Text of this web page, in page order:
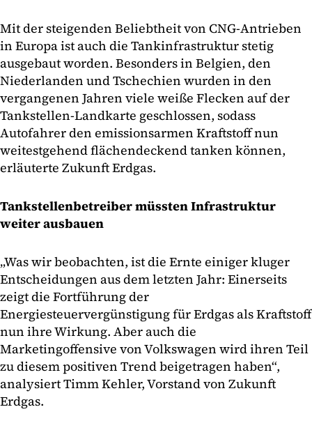
Mit der steigenden Beliebtheit von CNG-Antrieben
in Europa ist auch die Tankinfrastruktur stetig
ausgebaut worden. Besonders in Belgien, den
Niederlanden und Tschechien wurden in den
vergangenen Jahren viele weiße Flecken auf der
Tankstellen-Landkarte geschlossen, sodass
Autofahrer den emissionsarmen Kraftstoff nun
weitestgehend flächendeckend tanken können,
erläuterte Zukunft Erdgas.
Tankstellenbetreiber müssten Infrastruktur
weiter ausbauen
„Was wir beobachten, ist die Ernte einiger kluger
Entscheidungen aus dem letzten Jahr: Einerseits
zeigt die Fortführung der
Energiesteuervergünstigung für Erdgas als Kraftstoff
nun ihre Wirkung. Aber auch die
Marketingoffensive von Volkswagen wird ihren Teil
zu diesem positiven Trend beigetragen haben“,
analysiert Timm Kehler, Vorstand von Zukunft
Erdgas.